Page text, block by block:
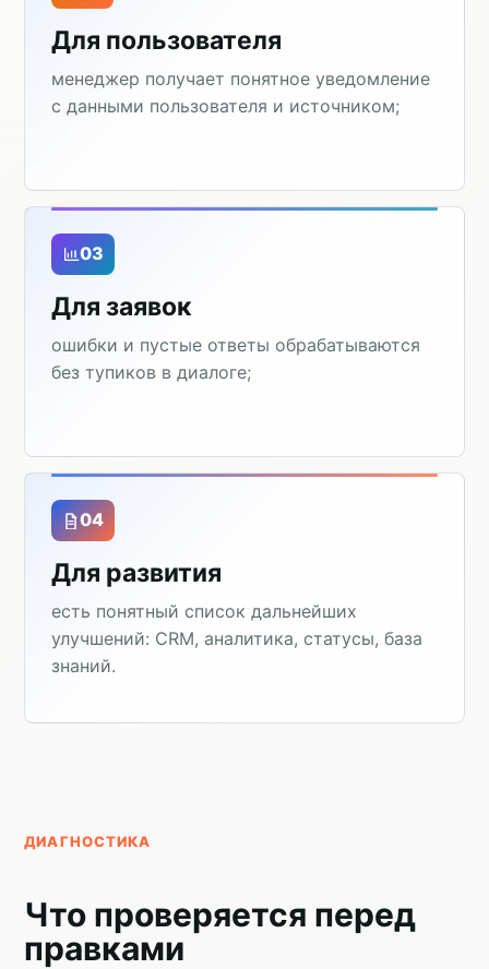
Для пользователя
менеджер получает понятное уведомление
с данными пользователя и источником;
03
Для заявок
ошибки и пустые ответы обрабатываются
без тупиков в диалоге;
04
Для развития
есть понятный список дальнейших
улучшений: CRM, аналитика, статусы, база
знаний.
ДИАГНОСТИКА
Что проверяется перед
правками